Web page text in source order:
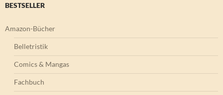
BESTSELLER
Amazon-Bücher
Belletristik
Comics & Mangas
Fachbuch